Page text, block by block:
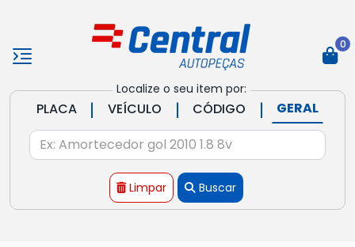
Localize o seu item por:
PLACA | VEÍCULO | CÓDIGO | GERAL
Limpar Buscar
0